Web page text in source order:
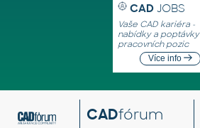
CAD JOBS
Vaše CAD kariéra -
nabídky a poptávky
pracovních pozic
Více info
CADfórum